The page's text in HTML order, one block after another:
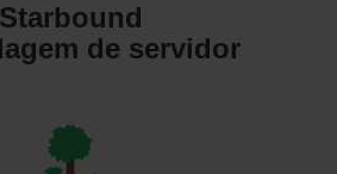
Starbound
de servidor